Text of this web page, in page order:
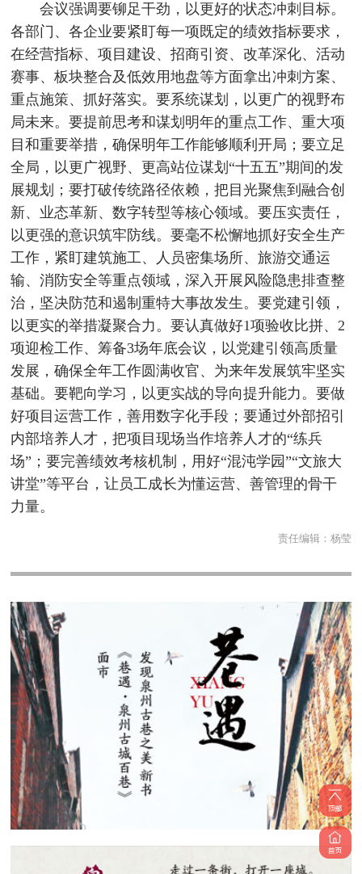
会议强调要铆足干劲，以更好的状态冲刺目标。
各部门、各企业要紧盯每一项既定的绩效指标要求，
在经营指标、项目建设、招商引资、改革深化、活动
赛事、板块整合及低效用地盘等方面拿出冲刺方案、
重点施策、抓好落实。要系统谋划，以更广的视野布
局未来。要提前思考和谋划明年的重点工作、重大项
目和重要举措，确保明年工作能够顺利开局；要立足
全局，以更广视野、更高站位谋划“十五五”期间的发
展规划；要打破传统路径依赖，把目光聚焦到融合创
新、业态革新、数字转型等核心领域。要压实责任，
以更强的意识筑牢防线。要毫不松懈地抓好安全生产
工作，紧盯建筑施工、人员密集场所、旅游交通运
输、消防安全等重点领域，深入开展风险隐患排查整
治，坚决防范和遏制重特大事故发生。要党建引领，
以更实的举措凝聚合力。要认真做好1项验收比拼、2
项迎检工作、筹备3场年底会议，以党建引领高质量
发展，确保全年工作圆满收官、为来年发展筑牢坚实
基础。要靶向学习，以更实战的导向提升能力。要做
好项目运营工作，善用数字化手段；要通过外部招引
内部培养人才，把项目现场当作培养人才的“练兵
场”；要完善绩效考核机制，用好“混沌学园”“文旅大
讲堂”等平台，让员工成长为懂运营、善管理的骨干
力量。
责任编辑： 杨莹